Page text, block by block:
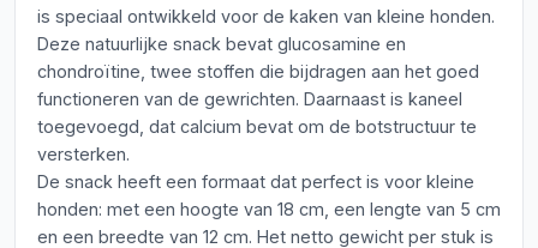
is speciaal ontwikkeld voor de kaken van kleine honden.
Deze natuurlijke snack bevat glucosamine en
chondroïtine, twee stoffen die bijdragen aan het goed
functioneren van de gewrichten. Daarnaast is kaneel
toegevoegd, dat calcium bevat om de botstructuur te
versterken.
De snack heeft een formaat dat perfect is voor kleine
honden: met een hoogte van 18 cm, een lengte van 5 cm
en een breedte van 12 cm. Het netto gewicht per stuk is